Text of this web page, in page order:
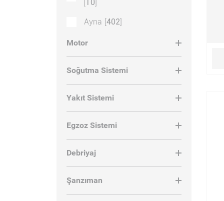
[10]
Ayna [402]
Kapı [
30
Ayakkabilik [18]
Silecek Baglanti Parçalari
Dolap Mentesesi ve
Parçalari [5]
Motor
Soğutma Sistemi
Yakıt Sistemi
Egzoz Sistemi
Debriyaj
Şanzıman